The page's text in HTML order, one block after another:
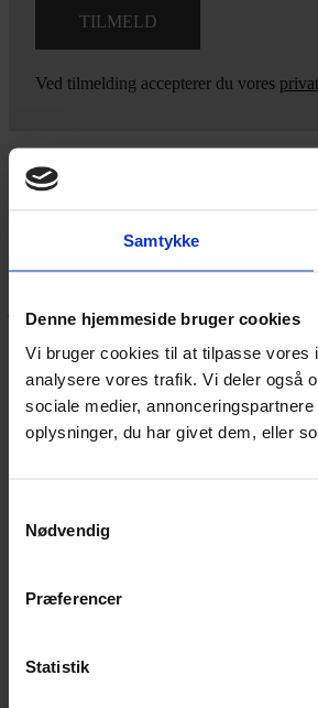
Samtykke
Denne hjemmeside bruger cookies
Vi bruger cookies til at tilpasse vores
analysere vores trafik. Vi deler også
sociale medier,
oplysninger, du har givet dem, eller
Nødvendig
Præferencer
Statistik
Ved tilmelding accepterer du vores
Yarn Every Wear
Hvis du bøvler med noget eller ønsker ny
Vestergade 12 6270, Tønder
60 51 96 50
post@yarneverywear.dk
CVR 43041649
Facebook-f Instagram
Handelsbetingelser
Handelsbetingelser